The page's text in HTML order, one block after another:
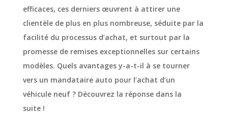
efficaces, ces derniers œuvrent à attirer une
clientèle de plus en plus nombreuse, séduite par la
facilité du processus d’achat, et surtout par la
promesse de remises exceptionnelles sur certains
modèles. Quels avantages y-a-t-il à se tourner
vers un mandataire auto pour l’achat d’un
véhicule neuf ? Découvrez la réponse dans la
suite !